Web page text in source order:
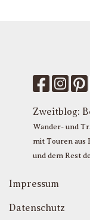
Zweitblog:
Wander- und
mit Touren aus
und dem Rest
Impressum
Datenschutz